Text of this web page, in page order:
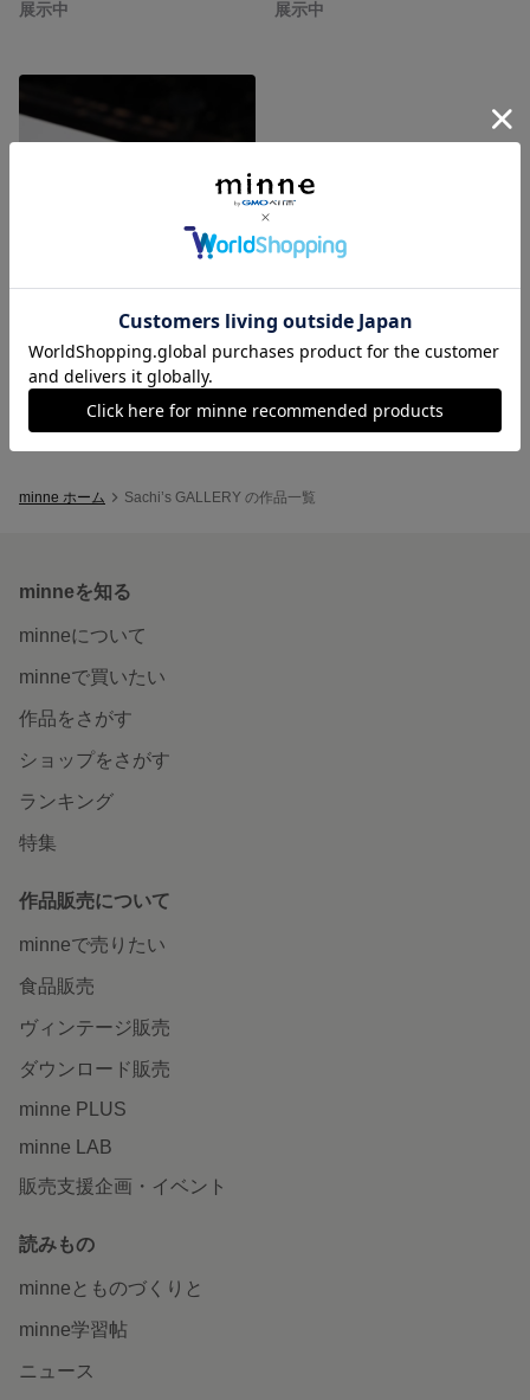
展示中 展示中
バードカービング、エナガ
展示中
minne ホーム Sachi’s GALLERY の作品一覧
minneを知る
minneについて
minneで買いたい
作品をさがす
ショップをさがす
ランキング
特集
作品販売について
minneで売りたい
食品販売
ヴィンテージ販売
ダウンロード販売
minne PLUS
minne LAB
販売支援企画・イベント
読みもの
minneとものづくりと
minne学習帖
ニュース